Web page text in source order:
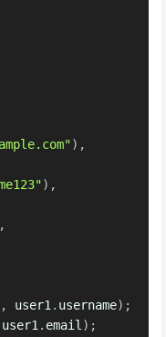
) ,
) ,
,
, user1. username) ;
user1. email) ;